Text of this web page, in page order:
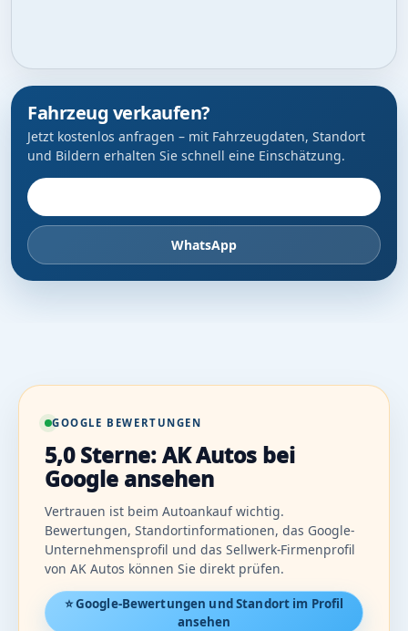
Fahrzeug verkaufen?
Jetzt kostenlos anfragen – mit Fahrzeugdaten, Standort
und Bildern erhalten Sie schnell eine Einschätzung.
WhatsApp
GOOGLE BEWERTUNGEN
5,0 Sterne: AK Autos bei
Google ansehen
Vertrauen ist beim Autoankauf wichtig.
Bewertungen, Standortinformationen, das Google-
Unternehmensprofil und das Sellwerk-Firmenprofil
von AK Autos können Sie direkt prüfen.
⭐ Google-Bewertungen und Standort im Profil
ansehen